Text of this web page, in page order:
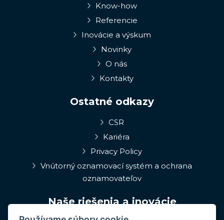
Know-how
Referencie
Inovácie a výskum
Novinky
O nás
Kontakty
Ostatné odkazy
CSR
Kariéra
Privacy Policy
Vnútorný oznamovací systém a ochrana
oznamovateľov
Naše riešenia a inovácie